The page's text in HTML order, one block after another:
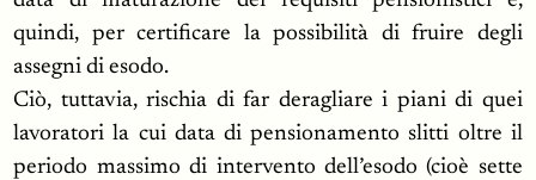
quindi, per certificare la possibilità di fruire degli
assegni di esodo.
Ciò, tuttavia, rischia di far deragliare i piani di quei
lavoratori la cui data di pensionamento slitti oltre il
periodo massimo di intervento dell’esodo (cioè sette